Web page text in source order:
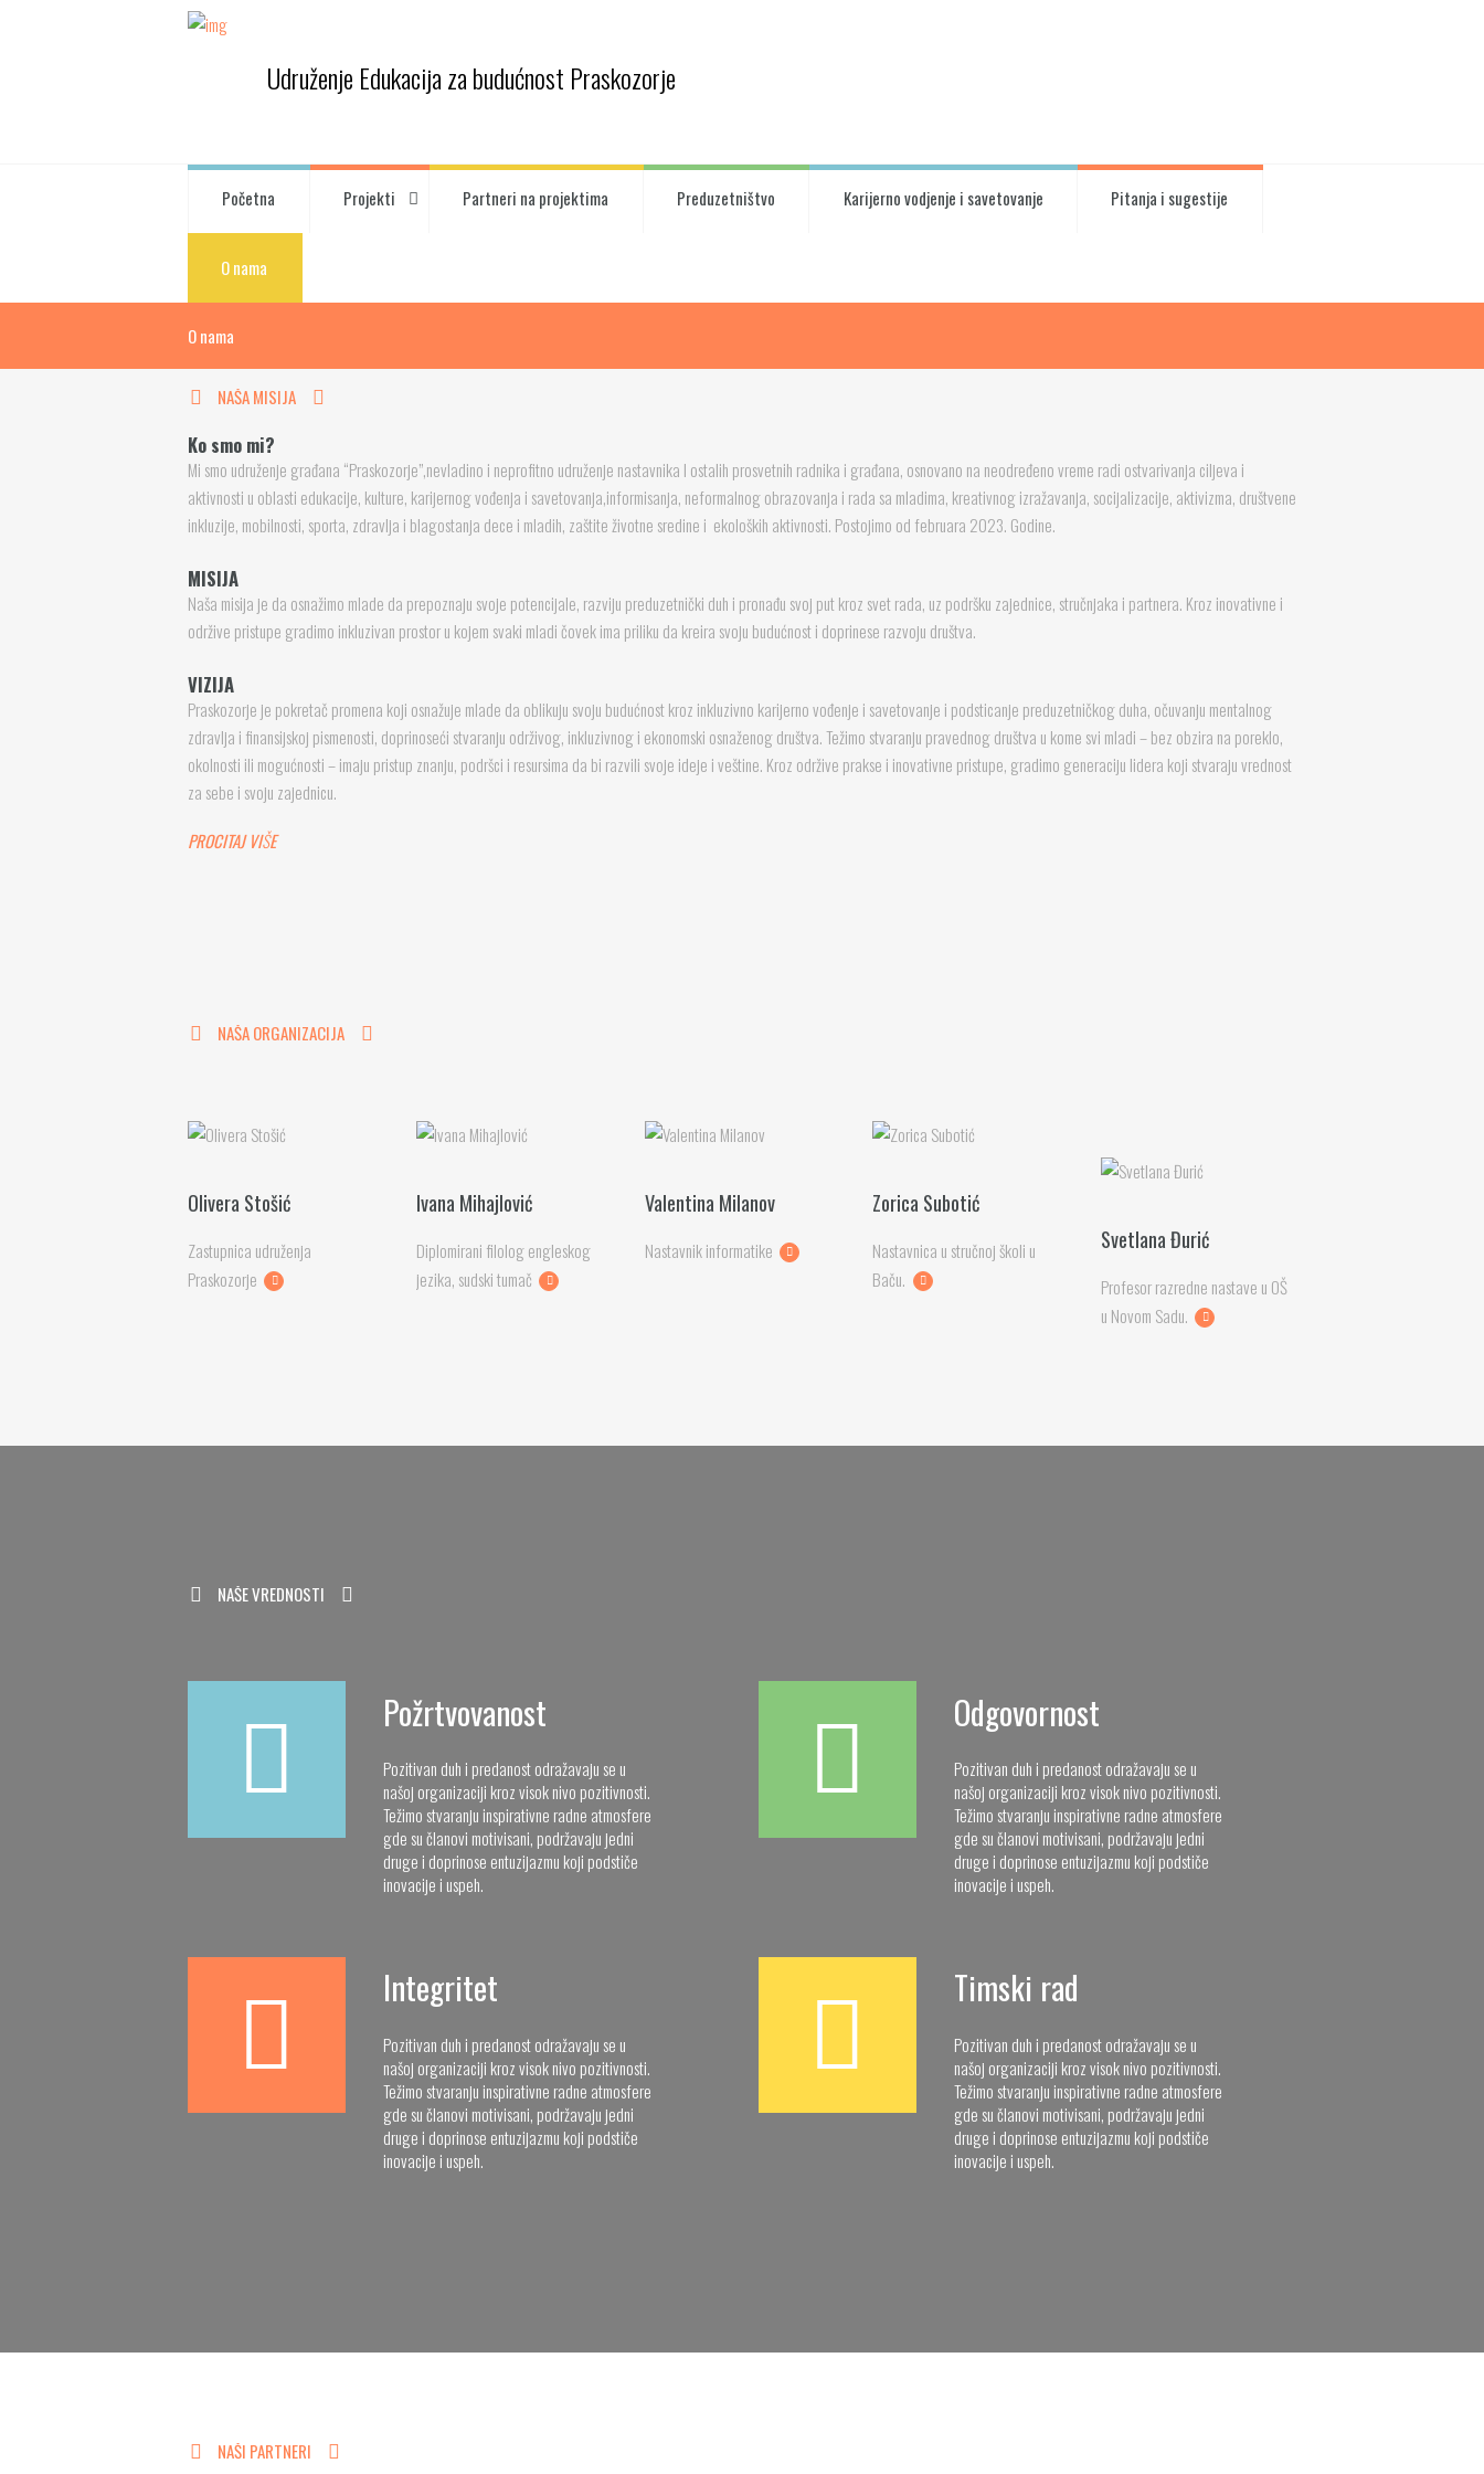
Udruženje Edukacija za budućnost Praskozorje
Početna Projekti Partneri na projektima Preduzetništvo Karijerno vodjenje i savetovanje Pitanja i sugestije
O nama
O nama
NAŠA MISIJA
Ko smo mi?
Mi smo udruženje građana “Praskozorje”,nevladino i neprofitno udruženje nastavnika I ostalih prosvetnih radnika i građana, osnovano na neodređeno vreme radi ostvarivanja ciljeva i
aktivnosti u oblasti edukacije, kulture, karijernog vođenja i savetovanja,informisanja, neformalnog obrazovanja i rada sa mladima, kreativnog izražavanja, socijalizacije, aktivizma, društvene
inkluzije, mobilnosti, sporta, zdravlja i blagostanja dece i mladih, zaštite životne sredine i ekoloških aktivnosti. Postojimo od februara 2023. Godine.
MISIJA
Naša misija je da osnažimo mlade da prepoznaju svoje potencijale, razviju preduzetnički duh i pronađu svoj put kroz svet rada, uz podršku zajednice, stručnjaka i partnera. Kroz inovativne i
održive pristupe gradimo inkluzivan prostor u kojem svaki mladi čovek ima priliku da kreira svoju budućnost i doprinese razvoju društva.
VIZIJA
Praskozorje je pokretač promena koji osnažuje mlade da oblikuju svoju budućnost kroz inkluzivno karijerno vođenje i savetovanje i podsticanje preduzetničkog duha, očuvanju mentalnog
zdravlja i finansijskoj pismenosti, doprinoseći stvaranju održivog, inkluzivnog i ekonomski osnaženog društva. Težimo stvaranju pravednog društva u kome svi mladi – bez obzira na poreklo,
okolnosti ili mogućnosti – imaju pristup znanju, podršci i resursima da bi razvili svoje ideje i veštine. Kroz održive prakse i inovativne pristupe, gradimo generaciju lidera koji stvaraju vrednost
za sebe i svoju zajednicu.
PROCITAJ VIŠE
NAŠA ORGANIZACIJA
Olivera Stošić
Zastupnica udruženja
Praskozorje
Ivana Mihajlović
Diplomirani filolog engleskog
jezika, sudski tumač
Valentina Milanov
Nastavnik informatike
Zorica Subotić
Nastavnica u stručnoj školi u
Baču.
Svetlana Đurić
Profesor razredne nastave u OŠ
u Novom Sadu.
NAŠE VREDNOSTI
Požrtvovanost
Pozitivan duh i predanost odražavaju se u
našoj organizaciji kroz visok nivo pozitivnosti.
Težimo stvaranju inspirativne radne atmosfere
gde su članovi motivisani, podržavaju jedni
druge i doprinose entuzijazmu koji podstiče
inovacije i uspeh.
Integritet
Pozitivan duh i predanost odražavaju se u
našoj organizaciji kroz visok nivo pozitivnosti.
Težimo stvaranju inspirativne radne atmosfere
gde su članovi motivisani, podržavaju jedni
druge i doprinose entuzijazmu koji podstiče
inovacije i uspeh.
Odgovornost
Pozitivan duh i predanost odražavaju se u
našoj organizaciji kroz visok nivo pozitivnosti.
Težimo stvaranju inspirativne radne atmosfere
gde su članovi motivisani, podržavaju jedni
druge i doprinose entuzijazmu koji podstiče
inovacije i uspeh.
Timski rad
Pozitivan duh i predanost odražavaju se u
našoj organizaciji kroz visok nivo pozitivnosti.
Težimo stvaranju inspirativne radne atmosfere
gde su članovi motivisani, podržavaju jedni
druge i doprinose entuzijazmu koji podstiče
inovacije i uspeh.
NAŠI PARTNERI